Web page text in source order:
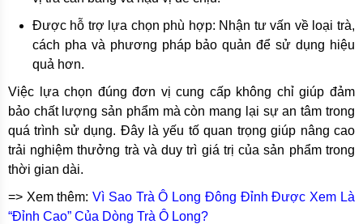
Được hỗ trợ lựa chọn phù hợp: Nhận tư vấn về loại trà,
cách pha và phương pháp bảo quản để sử dụng hiệu
quả hơn.
Việc lựa chọn đúng đơn vị cung cấp không chỉ giúp đảm
bảo chất lượng sản phẩm mà còn mang lại sự an tâm trong
quá trình sử dụng. Đây là yếu tố quan trọng giúp nâng cao
trải nghiệm thưởng trà và duy trì giá trị của sản phẩm trong
thời gian dài.
=> Xem thêm:Vì Sao Trà Ô Long Đông Đỉnh Được Xem Là
“Đỉnh Cao” Của Dòng Trà Ô Long?